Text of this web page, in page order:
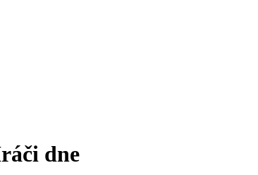
dne